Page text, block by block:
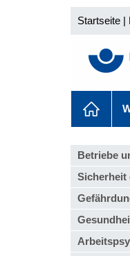
Startseite |
Betriebe
Sicherheit